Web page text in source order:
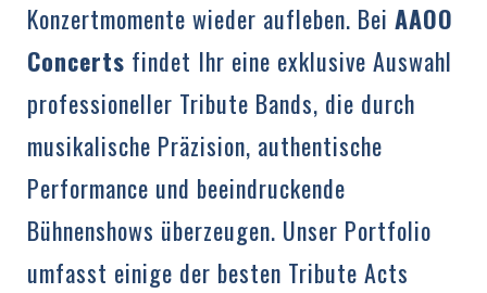
Konzertmomente wieder aufleben. Bei AAOO
Concerts findet Ihr eine exklusive Auswahl
professioneller Tribute Bands, die durch
musikalische Präzision, authentische
Performance und beeindruckende
Bühnenshows überzeugen. Unser Portfolio
umfasst einige der besten Tribute Acts